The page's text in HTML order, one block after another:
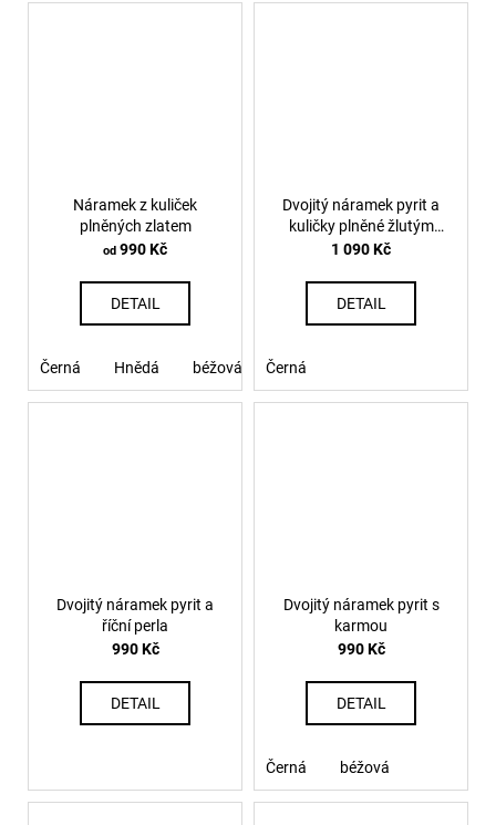
Náramek z kuliček
plněných zlatem
od 990 Kč
DETAIL
Černá Hnědá béžová
Dvojitý náramek pyrit a
kuličky plněné žlutým
zlatem
1 090 Kč
DETAIL
Černá
Dvojitý náramek pyrit a
říční perla
990 Kč
DETAIL
Dvojitý náramek pyrit s
karmou
990 Kč
DETAIL
Černá béžová